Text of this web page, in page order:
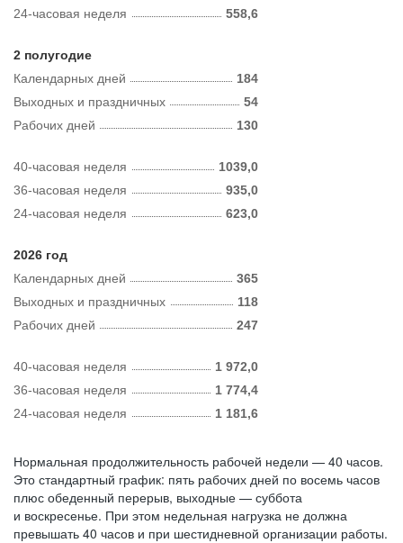
24-часовая неделя
558,6
2 полугодие
Календарных дней
184
Рабочих дней 130
Выходных и праздничных 54
40-часовая неделя
1039,0
36-часовая неделя
935,0
24-часовая неделя
623,0
2026 год
Календарных дней
365
Рабочих дней 247
Выходных и праздничных 118
40-часовая неделя
1 972,0
36-часовая неделя
1 774,4
24-часовая неделя
1 181,6
Нормальная продолжительность рабочей недели — 40 часов.
Это стандартный график: пять рабочих дней по восемь часов
плюс обеденный перерыв, выходные — суббота
и воскресенье. При этом недельная нагрузка не должна
превышать 40 часов и при шестидневной организации работы.